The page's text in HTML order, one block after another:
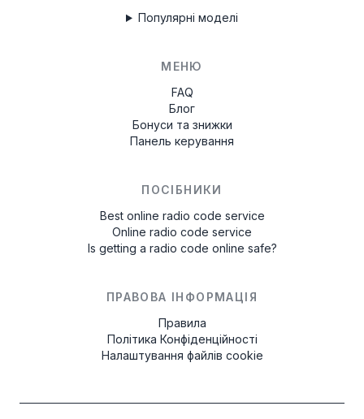
Популярні моделі
МЕНЮ
FAQ
Блог
Бонуси та знижки
Панель керування
ПОСІБНИКИ
Best online radio code service
Online radio code service
Is getting a radio code online safe?
ПРАВОВА ІНФОРМАЦІЯ
Правила
Політика Конфіденційності
Налаштування файлів cookie